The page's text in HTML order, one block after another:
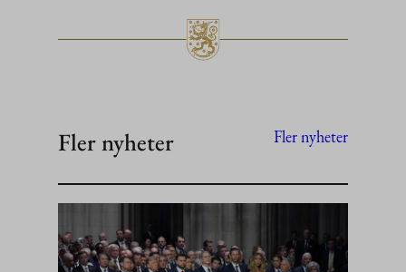
Fler nyheter Fler nyheter